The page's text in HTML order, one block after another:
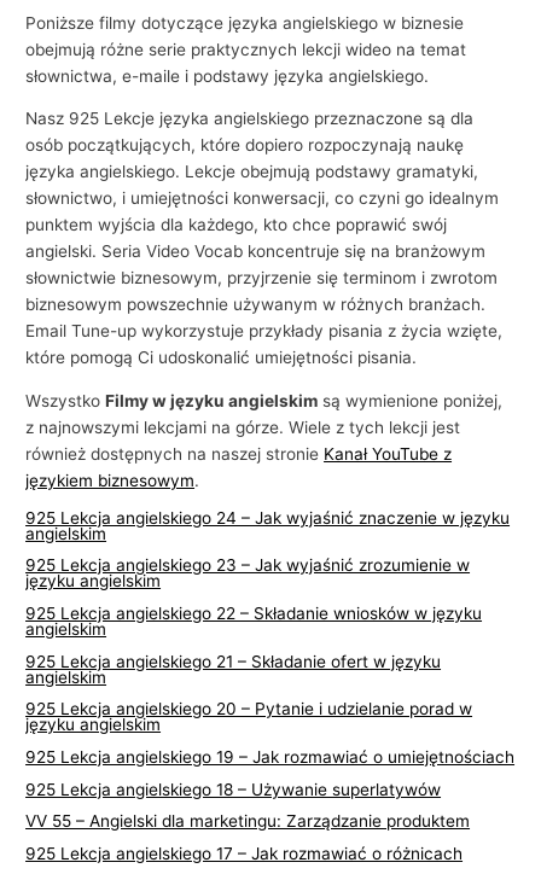
Poniższe filmy dotyczące języka angielskiego w biznesie
obejmują różne serie praktycznych lekcji wideo na temat
słownictwa, e-maile i podstawy języka angielskiego.
Nasz 925 Lekcje języka angielskiego przeznaczone są dla
osób początkujących, które dopiero rozpoczynają naukę
języka angielskiego. Lekcje obejmują podstawy gramatyki,
słownictwo, i umiejętności konwersacji, co czyni go idealnym
punktem wyjścia dla każdego, kto chce poprawić swój
angielski. Seria Video Vocab koncentruje się na branżowym
słownictwie biznesowym, przyjrzenie się terminom i zwrotom
biznesowym powszechnie używanym w różnych branżach.
Email Tune-up wykorzystuje przykłady pisania z życia wzięte,
które pomogą Ci udoskonalić umiejętności pisania.
WszystkoFilmy w języku angielskim są wymienione poniżej,
z najnowszymi lekcjami na górze. Wiele z tych lekcji jest
również dostępnych na naszej stronie Kanał YouTube z
językiem biznesowym.
925 Lekcja angielskiego 24 – Jak wyjaśnić znaczenie w języku
angielskim
925 Lekcja angielskiego 23 – Jak wyjaśnić zrozumienie w
języku angielskim
925 Lekcja angielskiego 22 – Składanie wniosków w języku
angielskim
925 Lekcja angielskiego 21 – Składanie ofert w języku
angielskim
925 Lekcja angielskiego 20 – Pytanie i udzielanie porad w
języku angielskim
925 Lekcja angielskiego 19 – Jak rozmawiać o umiejętnościach
925 Lekcja angielskiego 18 – Używanie superlatywów
VV 55 – Angielski dla marketingu: Zarządzanie produktem
925 Lekcja angielskiego 17 – Jak rozmawiać o różnicach
w
b
i
z
n
e
s
e